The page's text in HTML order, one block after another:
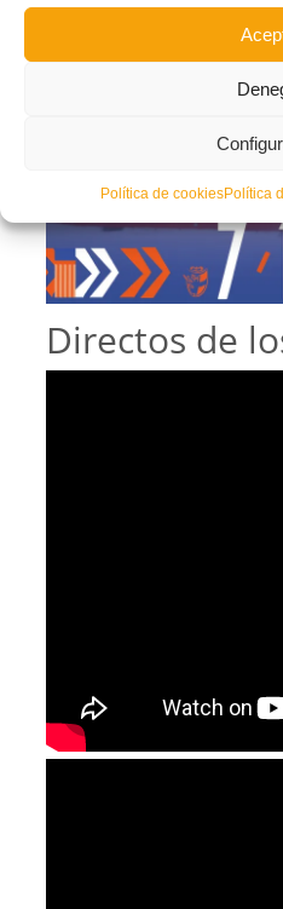
Política de cookiesPolítica
Directos de